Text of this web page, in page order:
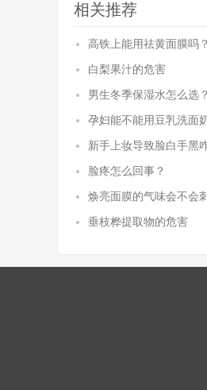
相关推荐
高铁上能用祛黄面膜吗？
白梨果汁的危害
男生冬季保湿水怎么选？
孕妇能不能用豆乳洗面
新手上妆导致脸白手黑
脸疼怎么回事？
焕亮面膜的气味会不会
垂枝桦提取物的危害